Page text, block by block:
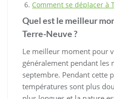
Comment se déplacer à
Quel est le meilleur
Terre-Neuve ?
Le meilleur moment pour
généralement pendant les
septembre. Pendant cette
températures sont plus